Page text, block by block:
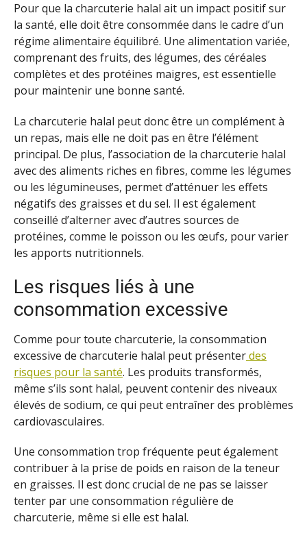
Pour que la charcuterie halal ait un impact positif sur
la santé, elle doit être consommée dans le cadre d’un
régime alimentaire équilibré. Une alimentation variée,
comprenant des fruits, des légumes, des céréales
complètes et des protéines maigres, est essentielle
pour maintenir une bonne santé.
La charcuterie halal peut donc être un complément à
un repas, mais elle ne doit pas en être l’élément
principal. De plus, l’association de la charcuterie halal
avec des aliments riches en fibres, comme les légumes
ou les légumineuses, permet d’atténuer les effets
négatifs des graisses et du sel. Il est également
conseillé d’alterner avec d’autres sources de
protéines, comme le poisson ou les œufs, pour varier
les apports nutritionnels.
Les risques liés à une
consommation excessive
Comme pour toute charcuterie, la consommation
excessive de charcuterie halal peut présenterdes
risques pour la santé. Les produits transformés,
même s’ils sont halal, peuvent contenir des niveaux
élevés de sodium, ce qui peut entraîner des problèmes
cardiovasculaires.
Une consommation trop fréquente peut également
contribuer à la prise de poids en raison de la teneur
en graisses. Il est donc crucial de ne pas se laisser
tenter par une consommation régulière de
charcuterie, même si elle est halal.